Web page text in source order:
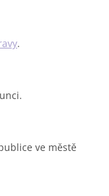
.
ve městě